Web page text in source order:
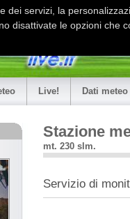
Live! Dati meteo
Stazione
mt. 230 slm.
Servizio di
servizi, la
disattivate le opzioni